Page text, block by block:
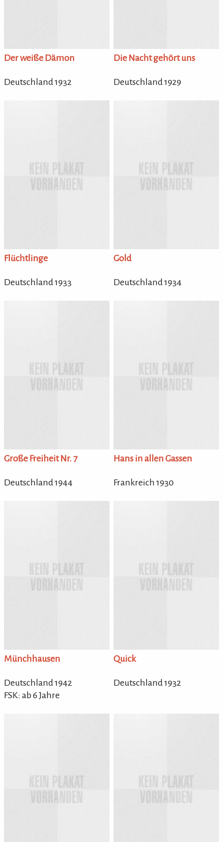
Der weiße Dämon
Deutschland 1932
Die Nacht gehört uns
Deutschland 1929
Flüchtlinge
Deutschland 1933
Gold
Deutschland 1934
Große Freiheit Nr. 7
Deutschland 1944
Hans in allen Gassen
Frankreich 1930
Münchhausen
Deutschland 1942
FSK: ab 6 Jahre
Quick
Deutschland 1932